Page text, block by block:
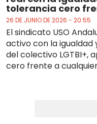
tolerancia cero
26 DE JUNIO DE 2026 - 20:55
El sindicato USO
activo con la igualdad
del colectivo LGTBI+,
cero frente a